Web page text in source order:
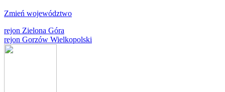
Zmień województwo
rejon Zielona Góra
rejon Gorzów Wielkopolski